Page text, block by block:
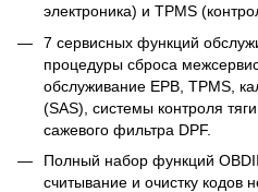
электроника) и TPMS
7 сервисных функций
процедуры сброса
обслуживание EPB, TPMS,
(SAS), системы контроля
сажевого фильтра DPF.
Полный набор функций
считывание и очистку кодов